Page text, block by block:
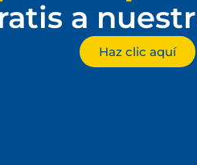
a
Haz clic aquí